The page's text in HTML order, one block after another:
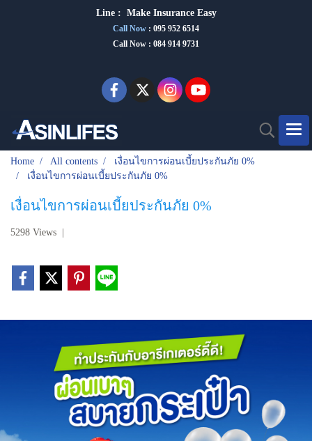
Line : Make Insurance Easy
Call Now : 095 952 6514
Call Now : 084 914 9731
Home All contents
เงื่อนไขการผ่อนเบี้ยประกันภัย 0%
เงื่อนไขการผ่อนเบี้ยประกันภัย 0%
เงื่อนไขการผ่อนเบี้ยประกันภัย 0%
5298 Views